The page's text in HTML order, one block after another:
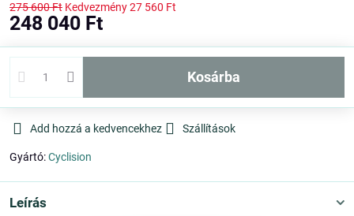
275 600 Ft Kedvezmény27 560 Ft
248 040 Ft
kosárba
Add hozzá a kedvencekhez Szállítások
Gyártó:Cyclision
Leírás